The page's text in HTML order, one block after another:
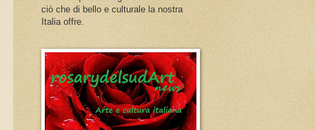
ciò che di bello e culturale la nostra
Italia offre.